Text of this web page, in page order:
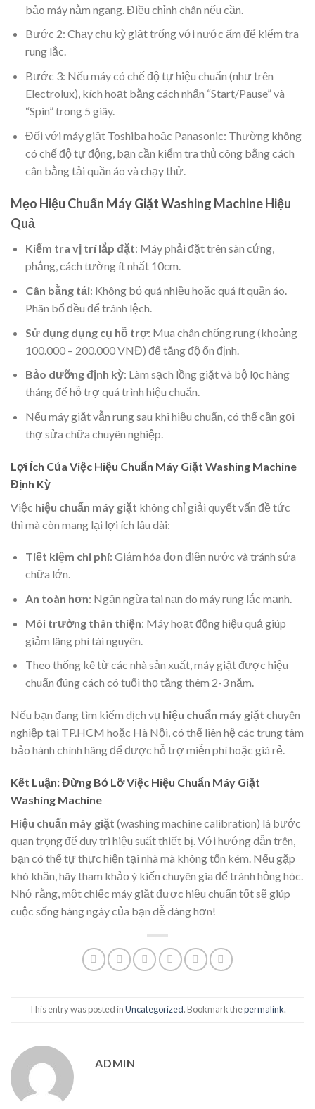
bảo máy nằm ngang. Điều chỉnh chân nếu cần.
Bước 2: Chạy chu kỳ giặt trống với nước ấm để kiểm tra
rung lắc.
Bước 3: Nếu máy có chế độ tự hiệu chuẩn (như trên
Electrolux), kích hoạt bằng cách nhấn “Start/Pause” và
“Spin” trong 5 giây.
Đối với máy giặt Toshiba hoặc Panasonic: Thường không
có chế độ tự động, bạn cần kiểm tra thủ công bằng cách
cân bằng tải quần áo và chạy thử.
Mẹo Hiệu Chuẩn Máy Giặt Washing Machine Hiệu
Quả
Kiểm tra vị trí lắp đặt: Máy phải đặt trên sàn cứng,
phẳng, cách tường ít nhất 10cm.
Cân bằng tải: Không bỏ quá nhiều hoặc quá ít quần áo.
Phân bổ đều để tránh lệch.
Sử dụng dụng cụ hỗ trợ: Mua chân chống rung (khoảng
100.000 – 200.000 VNĐ) để tăng độ ổn định.
Bảo dưỡng định kỳ: Làm sạch lồng giặt và bộ lọc hàng
tháng để hỗ trợ quá trình hiệu chuẩn.
Nếu máy giặt vẫn rung sau khi hiệu chuẩn, có thể cần gọi
thợ sửa chữa chuyên nghiệp.
Lợi Ích Của Việc Hiệu Chuẩn Máy Giặt Washing Machine
Định Kỳ
Việc hiệu chuẩn máy giặt không chỉ giải quyết vấn đề tức
thì mà còn mang lại lợi ích lâu dài:
Tiết kiệm chi phí: Giảm hóa đơn điện nước và tránh sửa
chữa lớn.
An toàn hơn: Ngăn ngừa tai nạn do máy rung lắc mạnh.
Môi trường thân thiện: Máy hoạt động hiệu quả giúp
giảm lãng phí tài nguyên.
Theo thống kê từ các nhà sản xuất, máy giặt được hiệu
chuẩn đúng cách có tuổi thọ tăng thêm 2-3 năm.
Nếu bạn đang tìm kiếm dịch vụ hiệu chuẩn máy giặt chuyên
nghiệp tại TP.HCM hoặc Hà Nội, có thể liên hệ các trung tâm
bảo hành chính hãng để được hỗ trợ miễn phí hoặc giá rẻ.
Kết Luận: Đừng Bỏ Lỡ Việc Hiệu Chuẩn Máy Giặt
Washing Machine
Hiệu chuẩn máy giặt (washing machine calibration) là bước
quan trọng để duy trì hiệu suất thiết bị. Với hướng dẫn trên,
bạn có thể tự thực hiện tại nhà mà không tốn kém. Nếu gặp
khó khăn, hãy tham khảo ý kiến chuyên gia để tránh hỏng hóc.
Nhớ rằng, một chiếc máy giặt được hiệu chuẩn tốt sẽ giúp
cuộc sống hàng ngày của bạn dễ dàng hơn!
This entry was posted inUncategorized. Bookmark thepermalink.
ADMIN